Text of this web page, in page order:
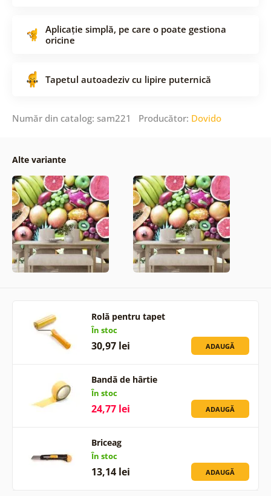
Aplicație simplă, pe care o poate gestiona
oricine
Tapetul autoadeziv cu lipire puternică
Număr din catalog: sam221 Producător: Dovido
Alte variante
Rolă pentru tapet
În stoc
30,97 lei ADAUGĂ
Bandă de hârtie
În stoc
24,77 lei ADAUGĂ
Briceag
În stoc
13,14 lei ADAUGĂ